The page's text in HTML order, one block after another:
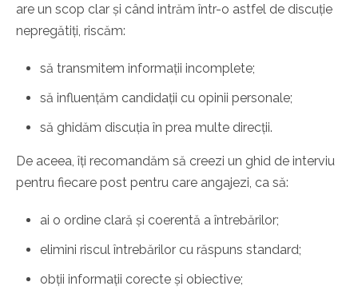
are un scop clar și când intrăm într-o astfel de discuție
nepregătiți, riscăm:
să transmitem informații incomplete;
să influențăm candidații cu opinii personale;
să ghidăm discuția în prea multe direcții.
De aceea, îți recomandăm să creezi un ghid de interviu
pentru fiecare post pentru care angajezi, ca să:
ai o ordine clară și coerentă a întrebărilor;
elimini riscul întrebărilor cu răspuns standard;
obții informații corecte și obiective;